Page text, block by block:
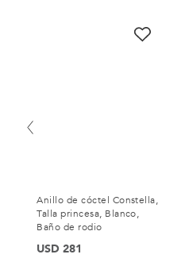
Anillo de cóctel Constella,
Talla princesa, Blanco,
Baño de rodio
USD 281